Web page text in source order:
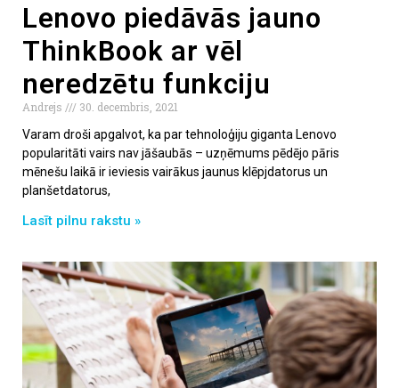
Lenovo piedāvās jauno
ThinkBook ar vēl
neredzētu funkciju
Andrejs
30. decembris, 2021
Varam droši apgalvot, ka par tehnoloģiju giganta Lenovo
popularitāti vairs nav jāšaubās – uzņēmums pēdējo pāris
mēnešu laikā ir ieviesis vairākus jaunus klēpjdatorus un
planšetdatorus,
Lasīt pilnu rakstu »